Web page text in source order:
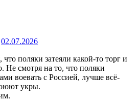
02.07.2026
поляки затеяли какой-то торг и
Не смотря на то, что поляки
воевать с Россией, лучше всё-
укры.